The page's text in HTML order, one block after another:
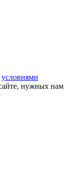
условиями
нужных нам